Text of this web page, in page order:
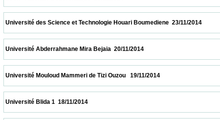
Université des Science et Technologie Houari Boumediene  23/
Université Abderrahmane Mira Bejaia  20/11/2014
Université Mouloud Mammeri de Tizi Ouzou   19/11/2014
Université Blida 1  18/11/2014